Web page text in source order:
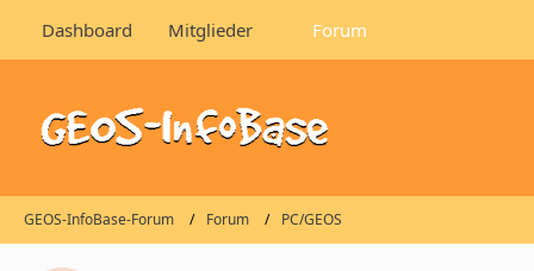
Dashboard Mitglieder Forum
GEOS-InfoBase-Forum Forum PC/GEOS